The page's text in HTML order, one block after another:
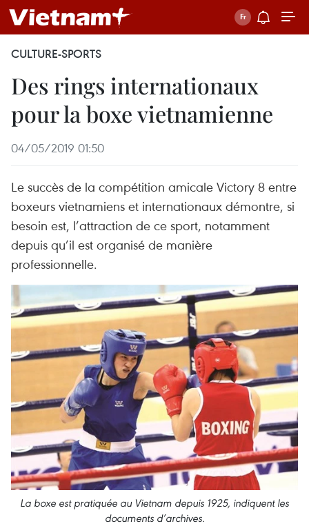
CULTURE-SPORTS
Des rings internationaux
pour la boxe vietnamienne
04/05/2019 01:50
Le succès de la compétition amicale Victory 8 entre
boxeurs vietnamiens et internationaux démontre, si
besoin est, l’attraction de ce sport, notamment
depuis qu’il est organisé de manière
professionnelle.
La boxe est pratiquée au Vietnam depuis 1925, indiquent les
documents d’archives.